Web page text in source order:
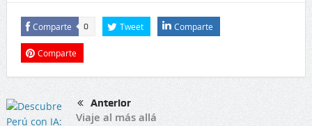
Comparte 0 Tweet Comparte
Comparte
Anterior
Viaje al más allá